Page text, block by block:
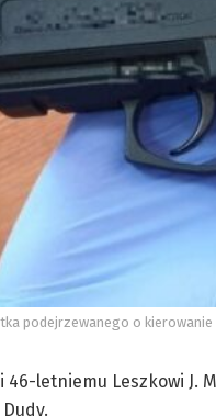
podejrzewanego o
letniemu Leszkowi